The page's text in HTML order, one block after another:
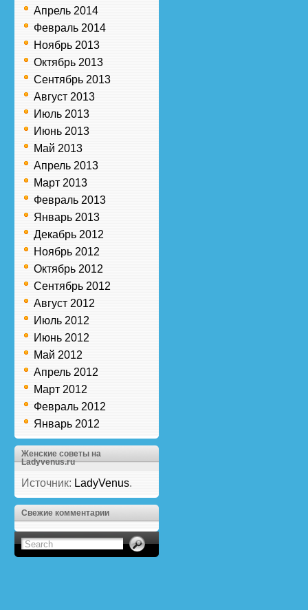
Апрель 2014
Февраль 2014
Ноябрь 2013
Октябрь 2013
Сентябрь 2013
Август 2013
Июль 2013
Июнь 2013
Май 2013
Апрель 2013
Март 2013
Февраль 2013
Январь 2013
Декабрь 2012
Ноябрь 2012
Октябрь 2012
Сентябрь 2012
Август 2012
Июль 2012
Июнь 2012
Май 2012
Апрель 2012
Март 2012
Февраль 2012
Январь 2012
Женские советы на
Ladyvenus.ru
Источник: LadyVenus.
Свежие комментарии